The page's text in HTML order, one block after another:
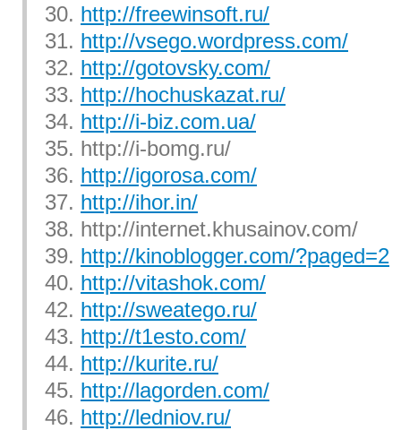
30. http://freewinsoft.ru/
31. http://vsego.wordpress.com/
32. http://gotovsky.com/
33. http://hochuskazat.ru/
34. http://i-biz.com.ua/
35. http://i-bomg.ru/
36. http://igorosa.com/
37. http://ihor.in/
38. http://internet.khusainov.com/
39. http://kinoblogger.com/?paged=2
40. http://vitashok.com/
42. http://sweatego.ru/
43. http://t1esto.com/
44. http://kurite.ru/
45. http://lagorden.com/
46. http://ledniov.ru/